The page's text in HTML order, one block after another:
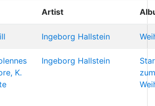
Artist
Ingeborg Hallstein
K.
Ingeborg Hallstein
zum